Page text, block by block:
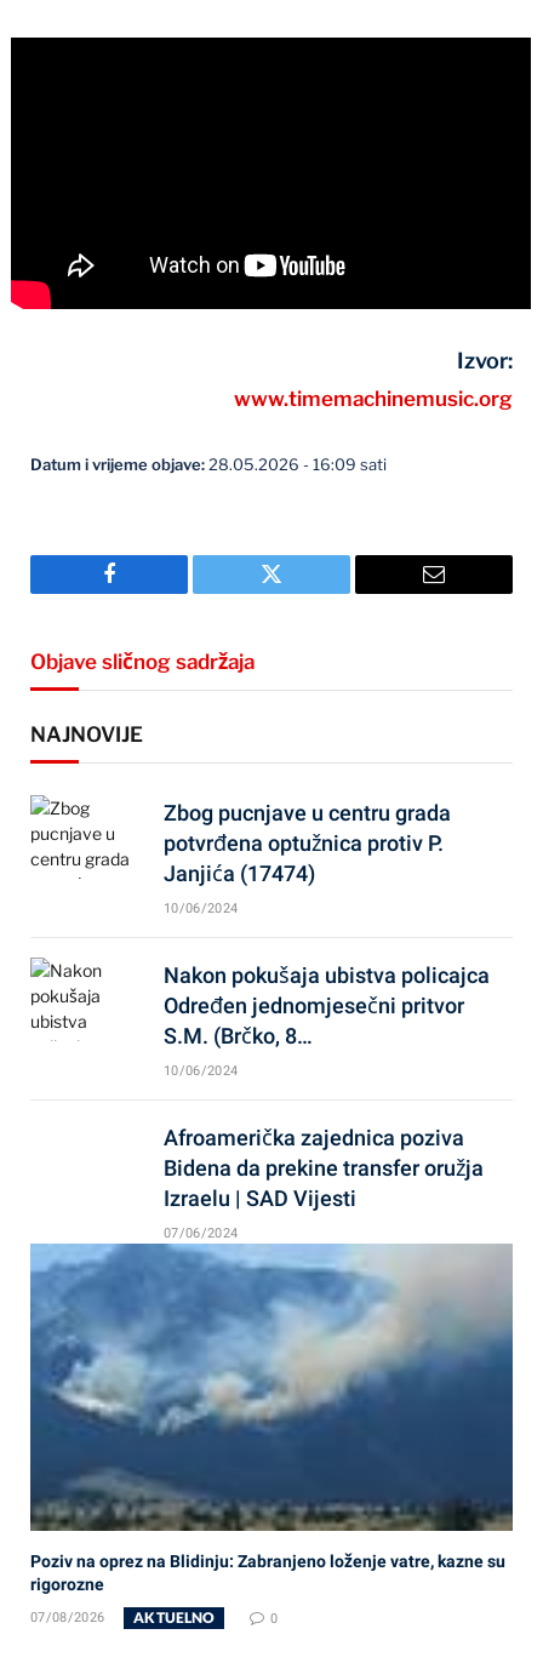
Izvor:
www.timemachinemusic.org
Datum i vrijeme objave:28.05.2026 - 16:09 sati
Facebook Twitter Email
Objave sličnog sadržaja
NAJNOVIJE
Zbog pucnjave u centru grada
potvrđena optužnica protiv P.
Janjića (17474)
10/06/2024
Nakon pokušaja ubistva policajca
Određen jednomjesečni pritvor
S.M. (Brčko, 8…
10/06/2024
Afroamerička zajednica poziva
Bidena da prekine transfer oružja
Izraelu | SAD Vijesti
07/06/2024
Poziv na oprez na Blidinju: Zabranjeno loženje vatre, kazne su
rigorozne
07/08/2026 AKTUELNO 0